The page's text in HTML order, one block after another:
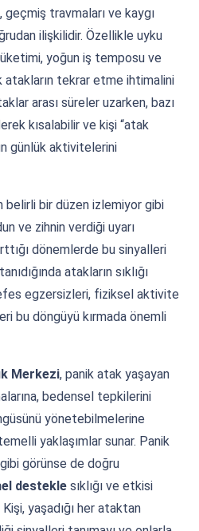
travmaları ve kaygı
ilişkilidir. Özellikle uyku
yoğun iş temposu ve
atakların tekrar etme ihtimalini
arası süreler uzarken, bazı
kısalabilir ve kişi “atak
günlük aktivitelerini
belirli bir düzen izlemiyor gibi
ve zihnin verdiği uyarı
dönemlerde bu sinyalleri
atakların sıklığı
egzersizleri, fiziksel aktivite
bu döngüyü kırmada önemli
Merkezi, panik atak yaşayan
bedensel tepkilerini
yönetebilmelerine
yaklaşımlar sunar. Panik
görünse de doğru
destekle sıklığı ve etkisi
yaşadığı her ataktan